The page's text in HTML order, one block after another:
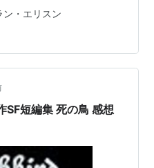
デンベリが書き変え、事
てしまうことにした。ロ
りません」というファン
どこかの馬鹿があなたの
来ました。早急に手を打
という返事をよく出すら
groups?
の作品なだけにまったく
い意味で普通のSF小説。
ゃなかったんだ！ 人間
意味でディックとかに近
気に入った作品の簡単な
いったら一番好きかも
ン・エリスン
SF短編集 死の鳥 感想